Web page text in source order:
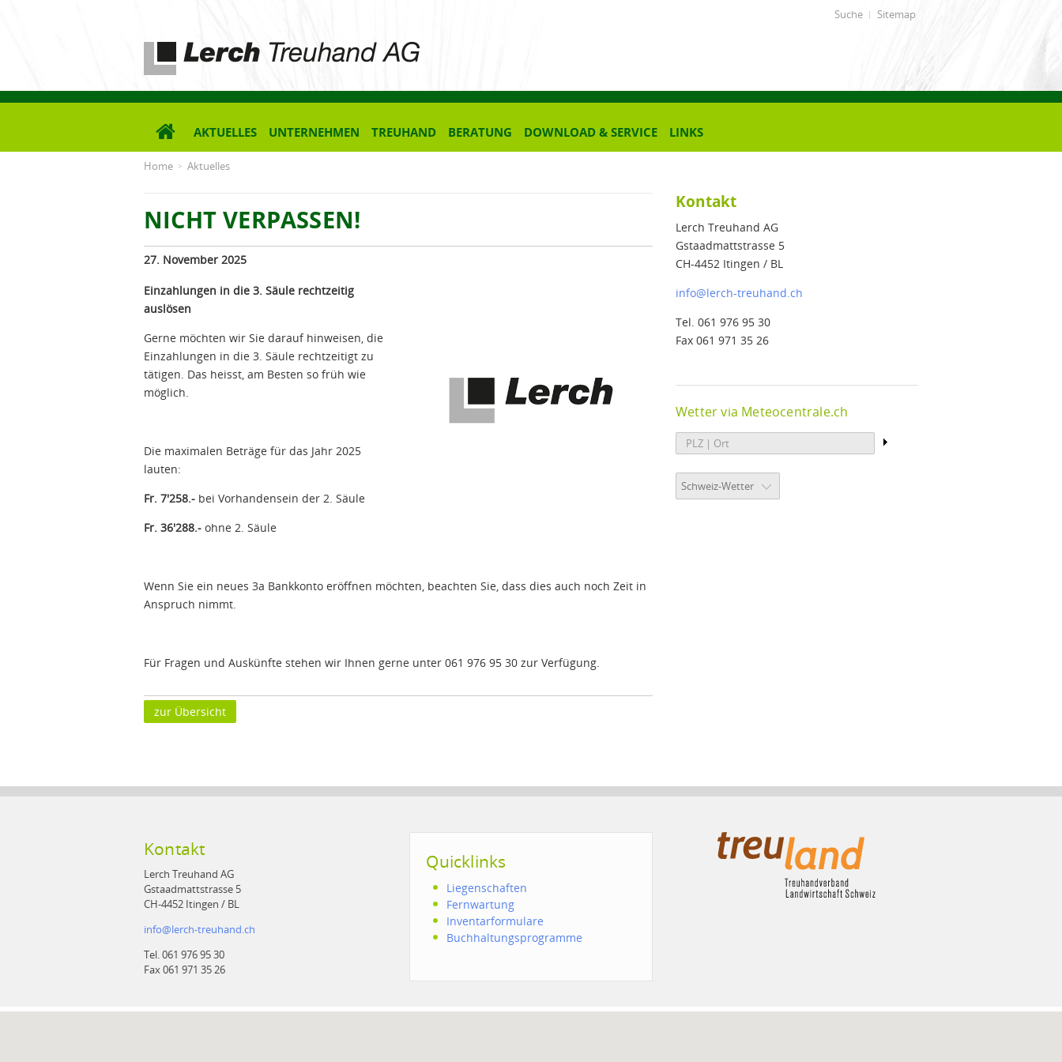
Lerch Treuhand AG
Suche Sitemap
AKTUELLES UNTERNEHMEN TREUHAND BERATUNG DOWNLOAD & SERVICE LINKS
Home Aktuelles
NICHT VERPASSEN!
27. November 2025
Einzahlungen in die 3. Säule rechtzeitig
auslösen
Gerne möchten wir Sie darauf hinweisen, die
Einzahlungen in die 3. Säule rechtzeitigt zu
tätigen. Das heisst, am Besten so früh wie
möglich.
Die maximalen Beträge für das Jahr 2025
lauten:
Fr. 7'258.- bei Vorhandensein der 2. Säule
Fr. 36'288.- ohne 2. Säule
Wenn Sie ein neues 3a Bankkonto eröffnen möchten, beachten Sie, dass dies auch noch Zeit in
Anspruch nimmt.
Für Fragen und Auskünfte stehen wir Ihnen gerne unter 061 976 95 30 zur Verfügung.
zur Übersicht
Kontakt
Lerch Treuhand AG
Gstaadmattstrasse 5
CH-4452 Itingen / BL
info@lerch-treuhand.ch
Tel. 061 976 95 30
Fax 061 971 35 26
Wetter via Meteocentrale.ch
Kontakt
Lerch Treuhand AG
Gstaadmattstrasse 5
CH-4452 Itingen / BL
info@lerch-treuhand.ch
Tel. 061 976 95 30
Fax 061 971 35 26
Quicklinks
Liegenschaften
Fernwartung
Inventarformulare
Buchhaltungsprogramme